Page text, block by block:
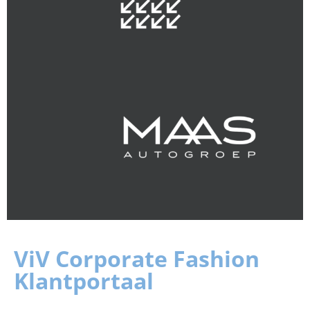
ViV Corporate Fashion
Klantportaal